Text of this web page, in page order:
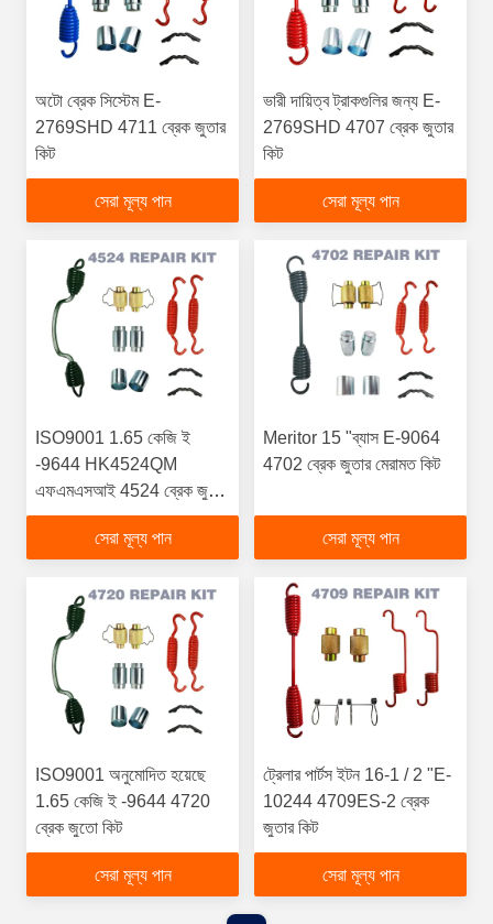
অটো ব্রেক সিস্টেম E-
2769SHD 4711 ব্রেক জুতার
কিট
সেরা মূল্য পান
ভারী দায়িত্ব ট্রাকগুলির জন্য E-
2769SHD 4707 ব্রেক জুতার
কিট
সেরা মূল্য পান
ISO9001 1.65 কেজি ই
-9644 HK4524QM
এফএমএসআই 4524 ব্রেক জুতার
কিট
সেরা মূল্য পান
Meritor 15 "ব্যাস E-9064
4702 ব্রেক জুতার মেরামত কিট
সেরা মূল্য পান
ISO9001 অনুমোদিত হয়েছে
1.65 কেজি ই -9644 4720
ব্রেক জুতো কিট
সেরা মূল্য পান
ট্রেলার পার্টস ইটন 16-1 / 2 "E-
10244 4709ES-2 ব্রেক
জুতার কিট
সেরা মূল্য পান